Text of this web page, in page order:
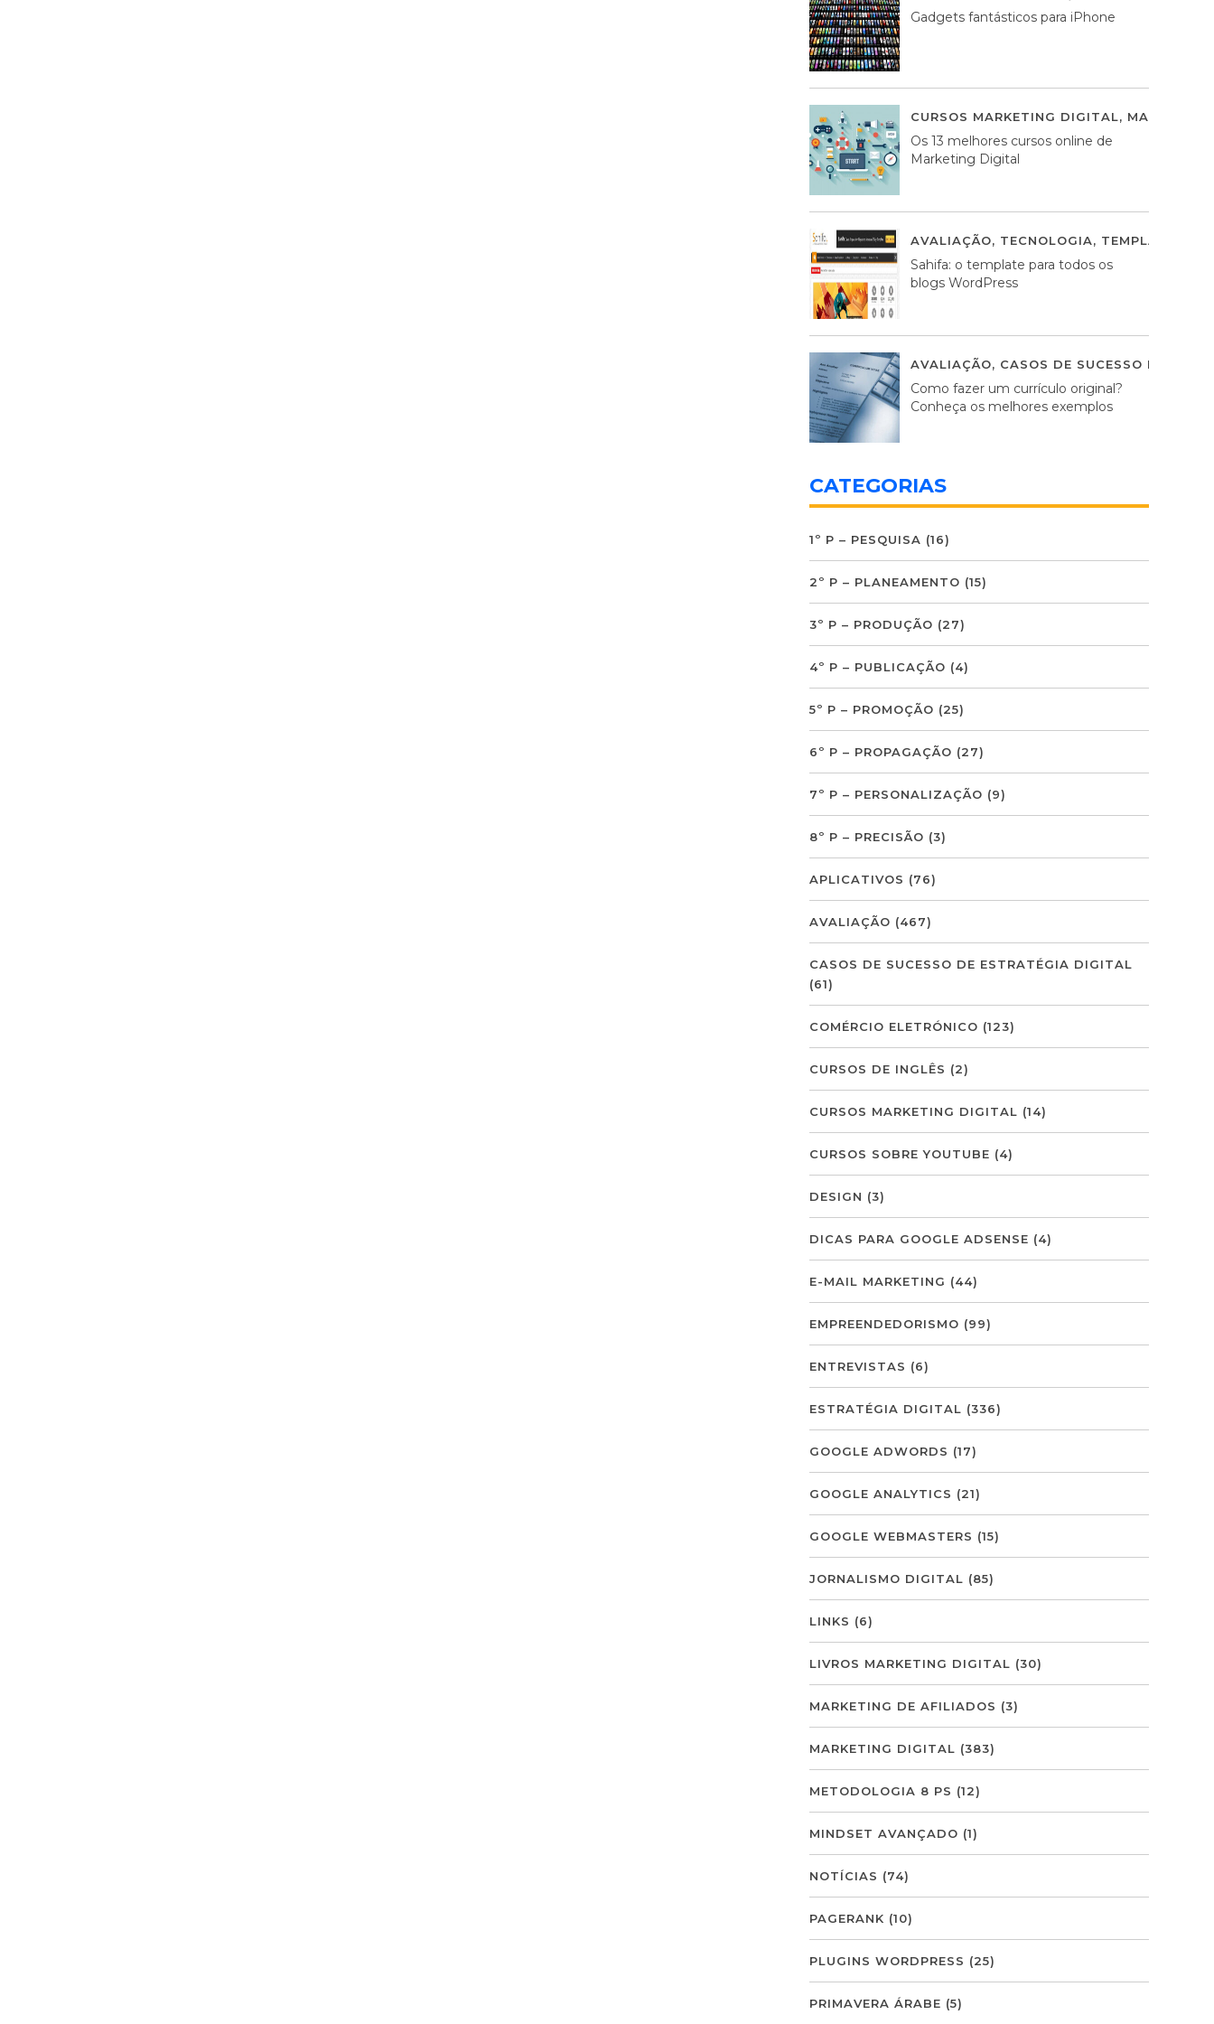
Gadgets fantásticos para iPhone
CURSOS MARKETING DIGITAL,
Os 13 melhores cursos online de
Marketing Digital
AVALIAÇÃO, TECNOLOGIA, TEMPLATES
Sahifa: o template para todos os
blogs WordPress
AVALIAÇÃO, CASOS DE SUCESSO DE
Como fazer um currículo original?
Conheça os melhores exemplos
CATEGORIAS
1º P – PESQUISA (16)
2º P – PLANEAMENTO (15)
3º P – PRODUÇÃO (27)
4º P – PUBLICAÇÃO (4)
5º P – PROMOÇÃO (25)
6º P – PROPAGAÇÃO (27)
7º P – PERSONALIZAÇÃO (9)
8º P – PRECISÃO (3)
APLICATIVOS (76)
AVALIAÇÃO (467)
CASOS DE SUCESSO DE ESTRATÉGIA DIGITAL
(61)
COMÉRCIO ELETRÓNICO (123)
CURSOS DE INGLÊS (2)
CURSOS MARKETING DIGITAL (14)
CURSOS SOBRE YOUTUBE (4)
DESIGN (3)
DICAS PARA GOOGLE ADSENSE (4)
E-MAIL MARKETING (44)
EMPREENDEDORISMO (99)
ENTREVISTAS (6)
ESTRATÉGIA DIGITAL (336)
GOOGLE ADWORDS (17)
GOOGLE ANALYTICS (21)
GOOGLE WEBMASTERS (15)
JORNALISMO DIGITAL (85)
LINKS (6)
LIVROS MARKETING DIGITAL (30)
MARKETING DE AFILIADOS (3)
MARKETING DIGITAL (383)
METODOLOGIA 8 PS (12)
MINDSET AVANÇADO (1)
NOTÍCIAS (74)
PAGERANK (10)
PLUGINS WORDPRESS (25)
PRIMAVERA ÁRABE (5)